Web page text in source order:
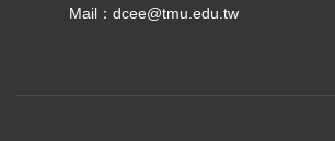
Mail：dcee@tmu.edu.tw